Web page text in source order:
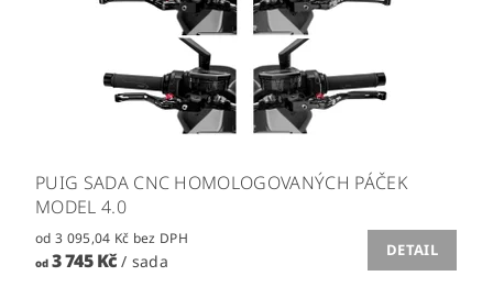
PUIG SADA CNC HOMOLOGOVANÝCH PÁČEK
MODEL 4.0
od 3 095,04 Kč bez DPH
od3 745 Kč/ sada
DETAIL